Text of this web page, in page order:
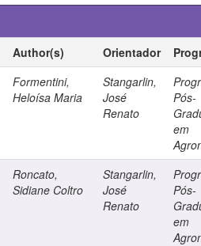
Author(s) Orientador
Formentini,
Heloísa Maria
Stangarlin,
José
Renato
Pós-
em
Roncato,
Sidiane Coltro
Stangarlin,
José
Renato
Pós-
em